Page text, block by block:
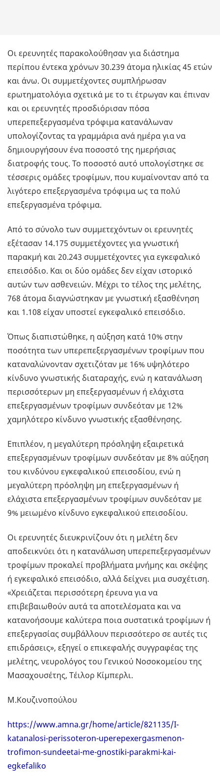
Οι ερευνητές παρακολούθησαν για διάστημα
περίπου έντεκα χρόνων 30.239 άτομα ηλικίας 45 ετών
και άνω. Οι συμμετέχοντες συμπλήρωσαν
ερωτηματολόγια σχετικά με το τι έτρωγαν και έπιναν
και οι ερευνητές προσδιόρισαν πόσα
υπερεπεξεργασμένα τρόφιμα κατανάλωναν
υπολογίζοντας τα γραμμάρια ανά ημέρα για να
δημιουργήσουν ένα ποσοστό της ημερήσιας
διατροφής τους. Το ποσοστό αυτό υπολογίστηκε σε
τέσσερις ομάδες τροφίμων, που κυμαίνονταν από τα
λιγότερο επεξεργασμένα τρόφιμα ως τα πολύ
επεξεργασμένα τρόφιμα.
Από το σύνολο των συμμετεχόντων οι ερευνητές
εξέτασαν 14.175 συμμετέχοντες για γνωστική
παρακμή και 20.243 συμμετέχοντες για εγκεφαλικό
επεισόδιο. Και οι δύο ομάδες δεν είχαν ιστορικό
αυτών των ασθενειών. Μέχρι το τέλος της μελέτης,
768 άτομα διαγνώστηκαν με γνωστική εξασθένηση
και 1.108 είχαν υποστεί εγκεφαλικό επεισόδιο.
Όπως διαπιστώθηκε, η αύξηση κατά 10% στην
ποσότητα των υπερεπεξεργασμένων τροφίμων που
καταναλώνονταν σχετιζόταν με 16% υψηλότερο
κίνδυνο γνωστικής διαταραχής, ενώ η κατανάλωση
περισσότερων μη επεξεργασμένων ή ελάχιστα
επεξεργασμένων τροφίμων συνδεόταν με 12%
χαμηλότερο κίνδυνο γνωστικής εξασθένησης.
Επιπλέον, η μεγαλύτερη πρόσληψη εξαιρετικά
επεξεργασμένων τροφίμων συνδεόταν με 8% αύξηση
του κινδύνου εγκεφαλικού επεισοδίου, ενώ η
μεγαλύτερη πρόσληψη μη επεξεργασμένων ή
ελάχιστα επεξεργασμένων τροφίμων συνδεόταν με
9% μειωμένο κίνδυνο εγκεφαλικού επεισοδίου.
Οι ερευνητές διευκρινίζουν ότι η μελέτη δεν
αποδεικνύει ότι η κατανάλωση υπερεπεξεργασμένων
τροφίμων προκαλεί προβλήματα μνήμης και σκέψης
ή εγκεφαλικό επεισόδιο, αλλά δείχνει μια συσχέτιση.
«Χρειάζεται περισσότερη έρευνα για να
επιβεβαιωθούν αυτά τα αποτελέσματα και να
κατανοήσουμε καλύτερα ποια συστατικά τροφίμων ή
επεξεργασίας συμβάλλουν περισσότερο σε αυτές τις
επιδράσεις», εξηγεί ο επικεφαλής συγγραφέας της
μελέτης, νευρολόγος του Γενικού Νοσοκομείου της
Μασαχουσέτης, Τέιλορ Κίμπερλι.
Μ.Κουζινοπούλου
https://www.amna.gr/home/article/821135/I-
katanalosi-perissoteron-uperepexergasmenon-
trofimon-sundeetai-me-gnostiki-parakmi-kai-
egkefaliko